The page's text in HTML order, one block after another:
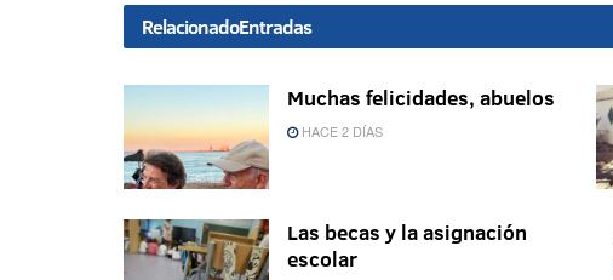
RelacionadoEntradas
Muchas felicidades, abuelos
HACE 2 DÍAS
Las becas y la asignación
escolar